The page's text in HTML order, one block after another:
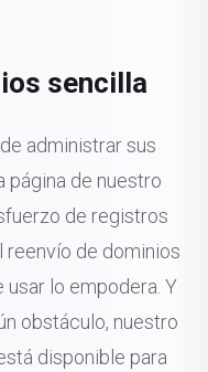
sencilla
administrar sus
página de nuestro
de registros
reenvío de dominios
lo empodera. Y
obstáculo, nuestro
disponible para